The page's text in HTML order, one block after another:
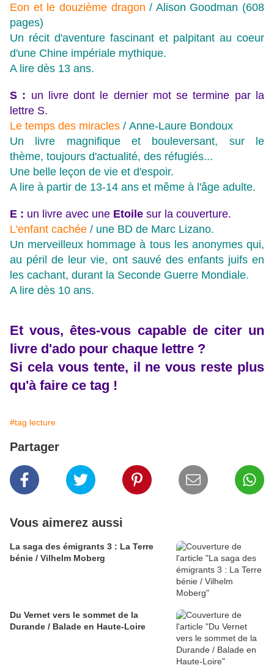
Eon et le douzième dragon / Alison Goodman (608
pages)
Un récit d'aventure fascinant et palpitant au coeur
d'une Chine impériale mythique.
A lire dès 13 ans.
S : un livre dont le dernier mot se termine par la
lettre S.
Le temps des miracles / Anne-Laure Bondoux
Un livre magnifique et bouleversant, sur le
thème, toujours d'actualité, des réfugiés...
Une belle leçon de vie et d'espoir.
A lire à partir de 13-14 ans et même à l'âge adulte.
E : un livre avec une Etoile sur la couverture.
L'enfant cachée / une BD de Marc Lizano.
Un merveilleux hommage à tous les anonymes qui,
au péril de leur vie, ont sauvé des enfants juifs en
les cachant, durant la Seconde Guerre Mondiale.
A lire dès 10 ans.
Et vous, êtes-vous capable de citer un
livre d'ado pour chaque lettre ?
Si cela vous tente, il ne vous reste plus
qu'à faire ce tag !
#tag lecture
Partager
Vous aimerez aussi
La saga des émigrants 3 : La Terre
bénie / Vilhelm Moberg
Du Vernet vers le sommet de la
Durande / Balade en Haute-Loire